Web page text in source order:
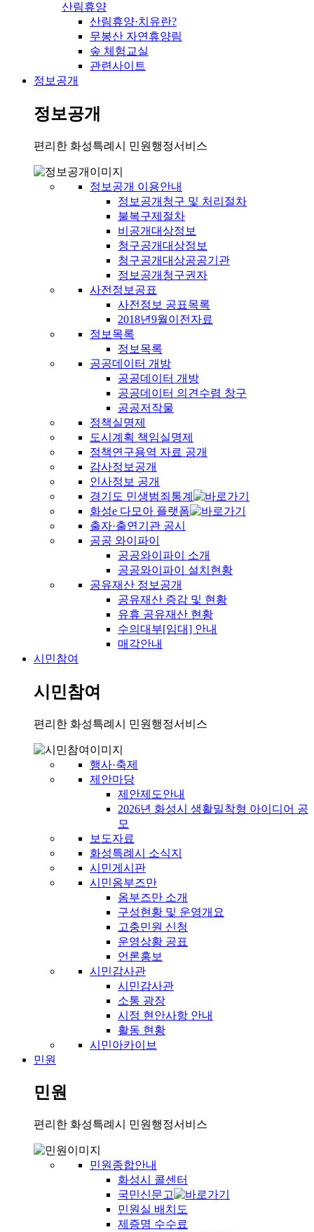
산림휴양
산림휴양·치유란?
무봉산 자연휴양림
숲 체험교실
관련사이트
정보공개
정보공개
편리한 화성특례시 민원행정서비스
정보공개 이용안내
정보공개청구 및 처리절차
불복구제절차
비공개대상정보
청구공개대상정보
청구공개대상공공기관
정보공개청구권자
사전정보공표
사전정보 공표목록
2018년9월이전자료
정보목록
정보목록
공공데이터 개방
공공데이터 개방
공공데이터 의견수렴 창구
공공저작물
정책실명제
도시계획 책임실명제
정책연구용역 자료 공개
감사정보공개
인사정보 공개
경기도 민생범죄통계
화성e 다모아 플랫폼
출자·출연기관 공시
공공 와이파이
공공와이파이 소개
공공와이파이 설치현황
공유재산 정보공개
공유재산 증감 및 현황
유휴 공유재산 현황
수의대부[임대] 안내
매각안내
시민참여
시민참여
편리한 화성특례시 민원행정서비스
행사·축제
제안마당
제안제도안내
2026년 화성시 생활밀착형 아이디어 공
모
보도자료
화성특례시 소식지
시민게시판
시민옴부즈만
옴부즈만 소개
구성현황 및 운영개요
고충민원 신청
운영상황 공표
언론홍보
시민감사관
시민감사관
소통 광장
시정 현안사항 안내
활동 현황
시민아카이브
민원
민원
편리한 화성특례시 민원행정서비스
민원종합안내
화성시 콜센터
국민신문고
민원실 배치도
제증명 수수료